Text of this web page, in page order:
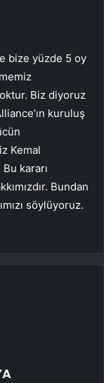
bize yüzde 5 oy
Biz diyoruz
kuruluş
Kemal
kararı
Bundan
söylüyoruz.